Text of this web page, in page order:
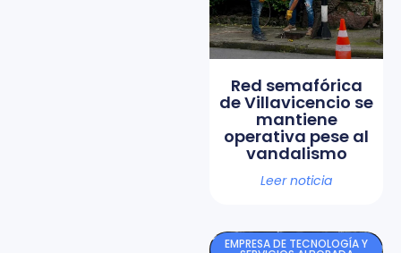
Red semafórica
de Villavicencio se
mantiene
operativa pese al
vandalismo
Leer noticia
EMPRESA DE TECNOLOGÍA Y